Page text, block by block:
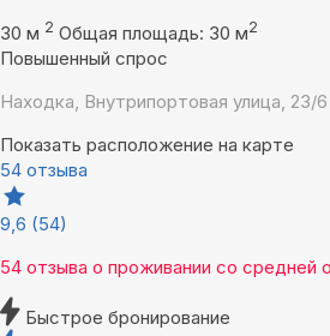
30 м 2 Общая площадь: 30 м2
Повышенный спрос
Находка, Внутрипортовая улица, 23/6
Показать расположение на карте
54 отзыва
9,6 (54)
54 отзыва о проживании со средней
Быстрое бронирование